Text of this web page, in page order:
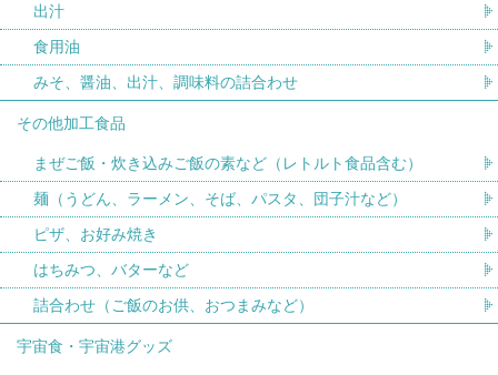
出汁
食用油
みそ、醤油、出汁、調味料の詰合わせ
その他加工食品
まぜご飯・炊き込みご飯の素など（レトルト食品含む）
麺（うどん、ラーメン、そば、パスタ、団子汁など）
ピザ、お好み焼き
はちみつ、バターなど
詰合わせ（ご飯のお供、おつまみなど）
宇宙食・宇宙港グッズ